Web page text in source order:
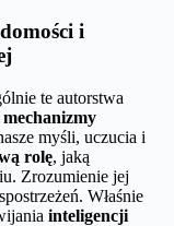
i
te autorstwa
mechanizmy
myśli, uczucia i
rolę, jaką
Zrozumienie jej
Właśnie
inteligencji